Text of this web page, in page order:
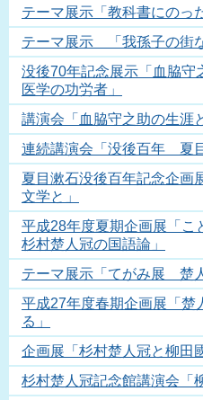
テーマ展示「教科書にのっ
テーマ展示 「我孫子の街
没後70年記念展示「血脇
医学の功労者」
講演会「血脇守之助の生涯
連続講演会「没後百年 夏
夏目漱石没後百年記念企
文学と」
平成28年度夏期企画展「
杉村楚人冠の国語論」
テーマ展示「てがみ展 楚
平成27年度春期企画展「
る」
企画展「杉村楚人冠と柳田
杉村楚人冠記念館講演会「